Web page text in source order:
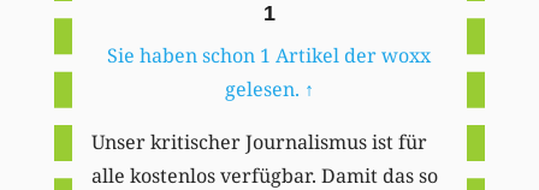
1
Sie haben schon 1 Artikel der woxx
gelesen. ↑
Unser kritischer Journalismus ist für
alle kostenlos verfügbar. Damit das so